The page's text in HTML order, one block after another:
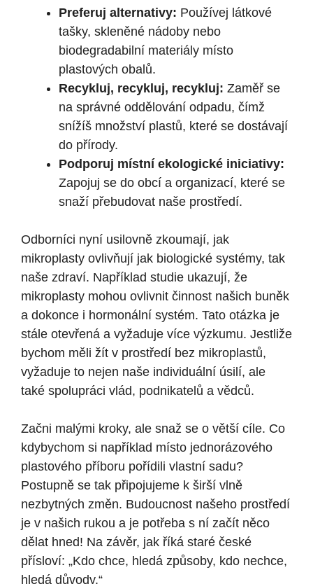
Preferuj alternativy: Používej látkové
tašky, skleněné nádoby nebo
biodegradabilní materiály místo
plastových obalů.
Recykluj, recykluj, recykluj: Zaměř se
na správné oddělování odpadu, čímž
snížíš množství plastů, které se dostávají
do přírody.
Podporuj místní ekologické iniciativy:
Zapojuj se do obcí a organizací, které se
snaží přebudovat naše prostředí.
Odborníci nyní usilovně zkoumají, jak
mikroplasty ovlivňují jak biologické systémy, tak
naše zdraví. Například studie ukazují, že
mikroplasty mohou ovlivnit činnost našich buněk
a dokonce i hormonální systém. Tato otázka je
stále otevřená a vyžaduje více výzkumu. Jestliže
bychom měli žít v prostředí bez mikroplastů,
vyžaduje to nejen naše individuální úsilí, ale
také spolupráci vlád, podnikatelů a vědců.
Začni malými kroky, ale snaž se o větší cíle. Co
kdybychom si například místo jednorázového
plastového příboru pořídili vlastní sadu?
Postupně se tak připojujeme k širší vlně
nezbytných změn. Budoucnost našeho prostředí
je v našich rukou a je potřeba s ní začít něco
dělat hned! Na závěr, jak říká staré české
přísloví: „Kdo chce, hledá způsoby, kdo nechce,
hledá důvody.“